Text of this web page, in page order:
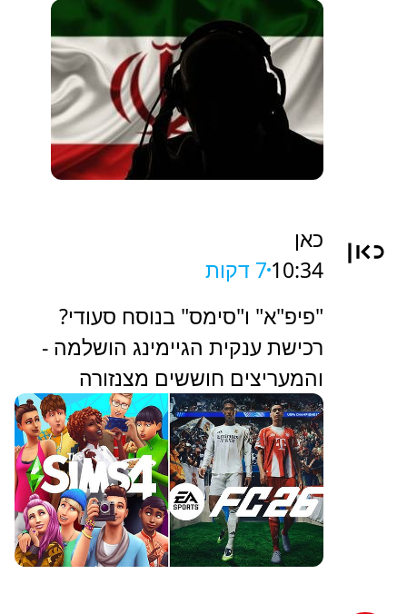
כאן
10:34 7 דקות
"פיפ"א" ו"סימס" בנוסח סעודי?
רכישת ענקית הגיימינג הושלמה -
והמעריצים חוששים מצנזורה